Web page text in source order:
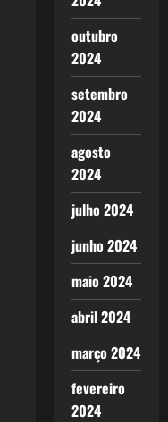
outubro
2024
setembro
2024
agosto
2024
julho 2024
junho 2024
maio 2024
abril 2024
março 2024
fevereiro
2024